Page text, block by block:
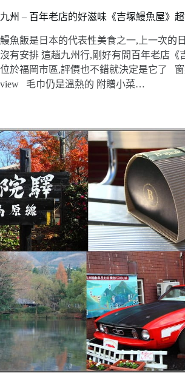
九州 – 百年老店的好滋味《吉塚鰻魚屋》超
鰻魚飯是日本的代表性美食之一,上一次的
沒有安排 這趟九州行,剛好有間百年老店《
位於福岡市區,評價也不錯就決定是它了
view 毛巾仍是溫熱的 附贈小菜…